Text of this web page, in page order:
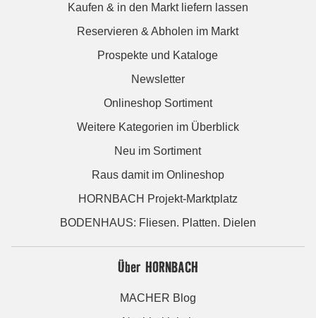
Kaufen & in den Markt liefern lassen
Reservieren & Abholen im Markt
Prospekte und Kataloge
Newsletter
Onlineshop Sortiment
Weitere Kategorien im Überblick
Neu im Sortiment
Raus damit im Onlineshop
HORNBACH Projekt-Marktplatz
BODENHAUS: Fliesen. Platten. Dielen
Über HORNBACH
MACHER Blog